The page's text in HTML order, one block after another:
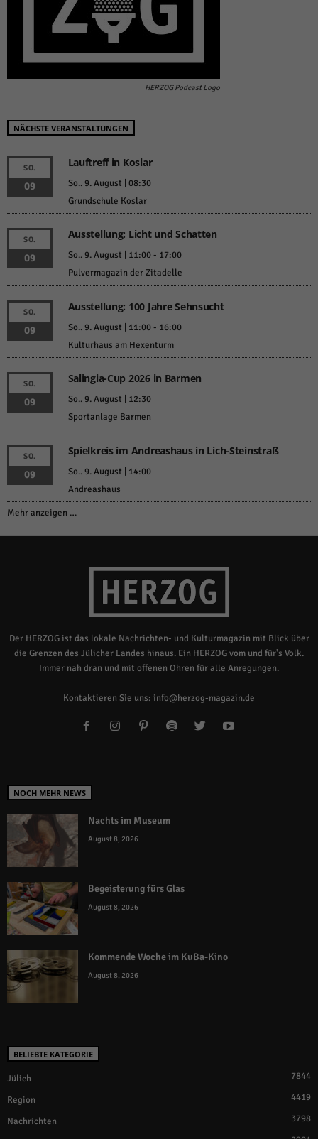
HERZOG Podcast Logo
NÄCHSTE VERANSTALTUNGEN
SO.
09
Lauftreff in Koslar
So.. 9. August | 08:30
Grundschule Koslar
SO.
09
Ausstellung: Licht und Schatten
So.. 9. August | 11:00- 17:00
Pulvermagazin der Zitadelle
SO.
09
Ausstellung: 100 Jahre Sehnsucht
So.. 9. August | 11:00- 16:00
Kulturhaus am Hexenturm
SO.
09
Salingia-Cup 2026 in Barmen
So.. 9. August | 12:30
Sportanlage Barmen
SO.
09
Spielkreis im Andreashaus in Lich-Steinstraß
So.. 9. August | 14:00
Andreashaus
Mehr anzeigen …
Der HERZOG ist das lokale Nachrichten- und Kulturmagazin mit Blick über
die Grenzen des Jülicher Landes hinaus. Ein HERZOG vom und für's Volk.
Immer nah dran und mit offenen Ohren für alle Anregungen.
Kontaktieren Sie uns: info@herzog-magazin.de
NOCH MEHR NEWS
Nachts im Museum
August 8, 2026
Begeisterung fürs Glas
August 8, 2026
Kommende Woche im KuBa-Kino
August 8, 2026
BELIEBTE KATEGORIE
Jülich 7844
Region 4419
Nachrichten 3798